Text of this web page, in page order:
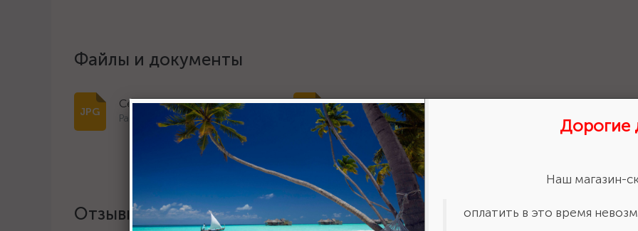
Файлы и документы
Сертификат дилера 2023 г.
Размер: 243.2 Кб
Сертификат дилера 2024 г.
Размер: 206.3 Кб
Отзывы
Дорогие
Наш магазин-
оплатить в это время